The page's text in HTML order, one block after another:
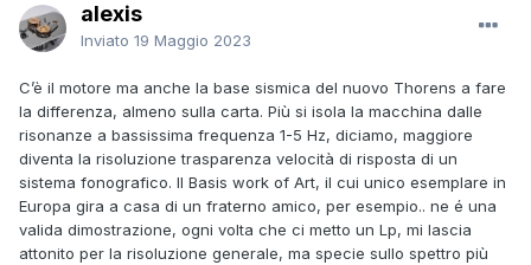
alexis
Inviato 19 Maggio 2023
C’è il motore ma anche la base sismica del nuovo Thorens a fare
la differenza, almeno sulla carta. Più si isola la macchina dalle
risonanze a bassissima frequenza 1-5 Hz, diciamo, maggiore
diventa la risoluzione trasparenza velocità di risposta di un
sistema fonografico. Il Basis work of Art, il cui unico esemplare in
Europa gira a casa di un fraterno amico, per esempio.. ne é una
valida dimostrazione, ogni volta che ci metto un Lp, mi lascia
attonito per la risoluzione generale, ma specie sullo spettro più